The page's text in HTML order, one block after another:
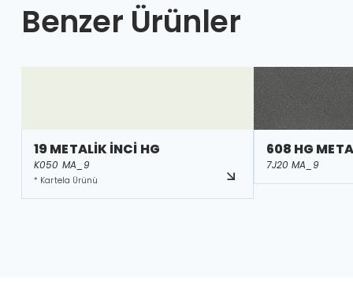
Benzer Ürünler
19 METALİK İNCİ HG
K050 MA_9
* Kartela Ürünü
608 HG
7J20 MA_9